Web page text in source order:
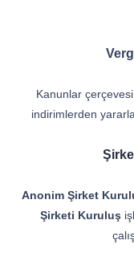
Kanunlar
indirimlerden
Anonim Şirket
Şirketi Kuruluş